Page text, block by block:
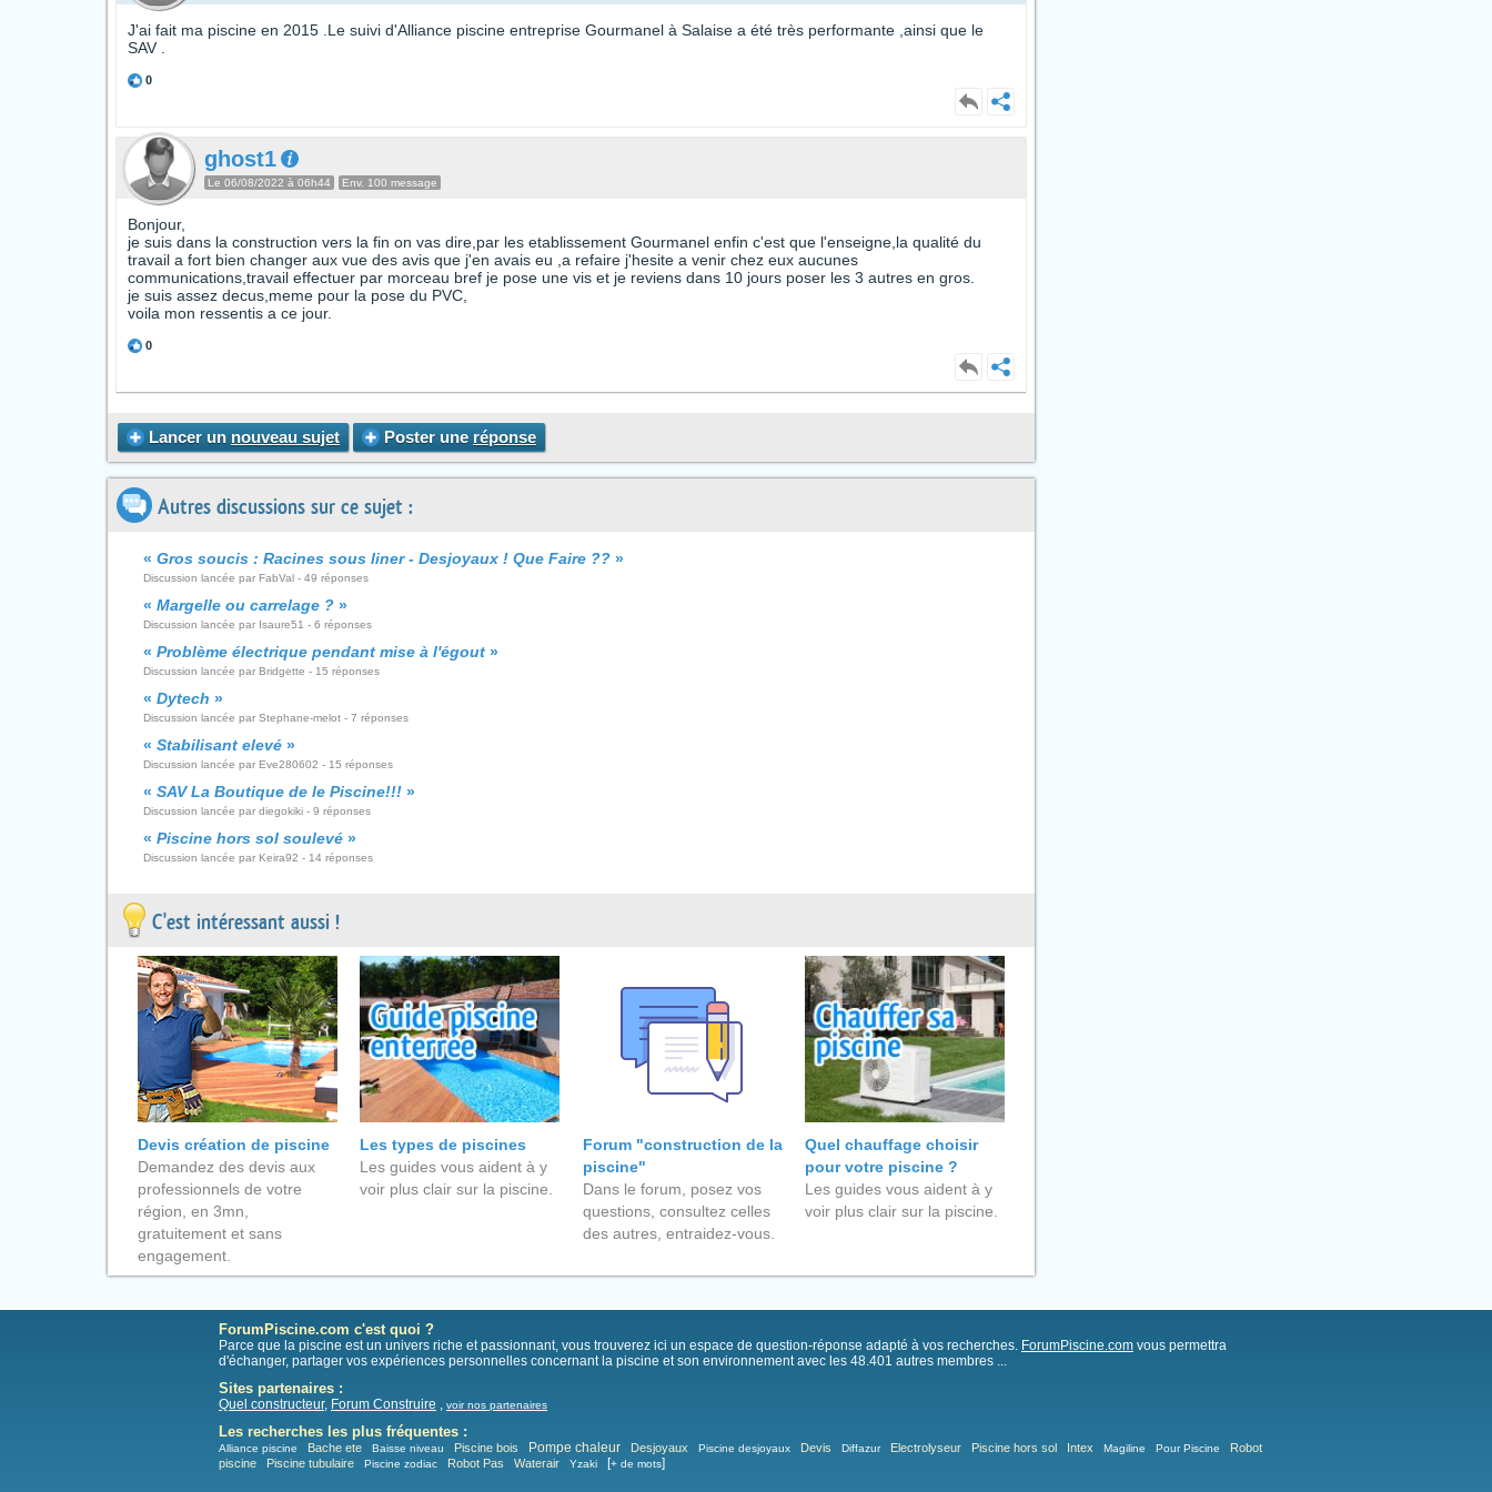
J'ai fait ma piscine en 2015 .Le suivi d'Alliance piscine entreprise Gourmanel à Salaise a été très performante ,ainsi que le
SAV .
0
ghost1
Le 06/08/2022 à 06h44 Env. 100 message
Bonjour,
je suis dans la construction vers la fin on vas dire,par les etablissement Gourmanel enfin c'est que l'enseigne,la qualité du
travail a fort bien changer aux vue des avis que j'en avais eu ,a refaire j'hesite a venir chez eux aucunes
communications,travail effectuer par morceau bref je pose une vis et je reviens dans 10 jours poser les 3 autres en gros.
je suis assez decus,meme pour la pose du PVC,
voila mon ressentis a ce jour.
0
Lancer un nouveau sujet Poster une réponse
Autres discussions sur ce sujet :
« Gros soucis : Racines sous liner - Desjoyaux ! Que Faire ?? »
Discussion lancée par FabVal - 49 réponses
« Margelle ou carrelage ? »
Discussion lancée par Isaure51 - 6 réponses
« Problème électrique pendant mise à l'égout »
Discussion lancée par Bridgette - 15 réponses
« Dytech »
Discussion lancée par Stephane-melot - 7 réponses
« Stabilisant elevé »
Discussion lancée par Eve280602 - 15 réponses
« SAV La Boutique de le Piscine!!! »
Discussion lancée par diegokiki - 9 réponses
« Piscine hors sol soulevé »
Discussion lancée par Keira92 - 14 réponses
C'est intéressant aussi !
Devis création de piscine
Demandez des devis aux
professionnels de votre
région, en 3mn,
gratuitement et sans
engagement.
Les types de piscines
Les guides vous aident à y
voir plus clair sur la piscine.
Forum "construction de la
piscine"
Dans le forum, posez vos
questions, consultez celles
des autres, entraidez-vous.
Quel chauffage choisir
pour votre piscine ?
Les guides vous aident à y
voir plus clair sur la piscine.
ForumPiscine.com c'est quoi ?
Parce que la piscine est un univers riche et passionnant, vous trouverez ici un espace de question-réponse adapté à vos recherches. ForumPiscine.com vous permettra
d'échanger, partager vos expériences personnelles concernant la piscine et son environnement avec les 48.401 autres membres ...
Sites partenaires :
Quel constructeur, Forum Construire , voir nos partenaires
Les recherches les plus fréquentes :
Alliance piscine Bache ete Baisse niveau Piscine bois Pompe chaleur Desjoyaux Piscine desjoyaux Devis Diffazur Electrolyseur Piscine hors sol Intex Magiline Pour Piscine
Robot
piscine
Piscine tubulaire Piscine zodiac Robot Pas Waterair Yzaki [+ de mots]